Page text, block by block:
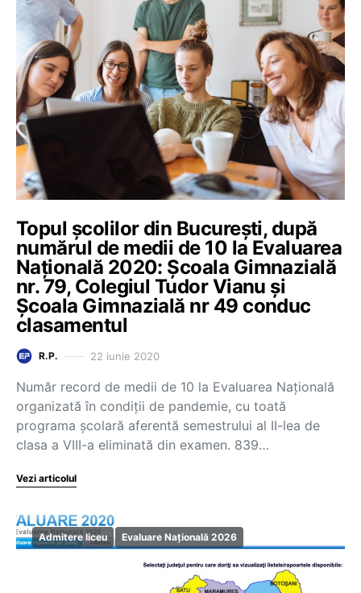
Topul școlilor din București, după
numărul de medii de 10 la Evaluarea
Națională 2020: Școala Gimnazială
nr. 79, Colegiul Tudor Vianu și
Școala Gimnazială nr 49 conduc
clasamentul
R.P. 22 iunie 2020
Număr record de medii de 10 la Evaluarea Națională
organizată în condiții de pandemie, cu toată
programa școlară aferentă semestrului al II-lea de
clasa a VIII-a eliminată din examen. 839…
Vezi articolul
Admitere liceu Evaluare Națională 2026